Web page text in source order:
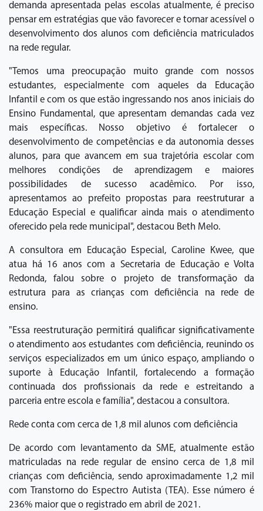
demanda apresentada pelas escolas atualmente, é preciso
pensar em estratégias que vão favorecer e tornar acessível o
desenvolvimento dos alunos com deficiência matriculados
na rede regular.
"Temos uma preocupação muito grande com nossos
estudantes, especialmente com aqueles da Educação
Infantil e com os que estão ingressando nos anos iniciais do
Ensino Fundamental, que apresentam demandas cada vez
mais específicas. Nosso objetivo é fortalecer o
desenvolvimento de competências e da autonomia desses
alunos, para que avancem em sua trajetória escolar com
melhores condições de aprendizagem e maiores
possibilidades de sucesso acadêmico. Por isso,
apresentamos ao prefeito propostas para reestruturar a
Educação Especial e qualificar ainda mais o atendimento
oferecido pela rede municipal", destacou Beth Melo.
A consultora em Educação Especial, Caroline Kwee, que
atua há 16 anos com a Secretaria de Educação e Volta
Redonda, falou sobre o projeto de transformação da
estrutura para as crianças com deficiência na rede de
ensino.
"Essa reestruturação permitirá qualificar significativamente
o atendimento aos estudantes com deficiência, reunindo os
serviços especializados em um único espaço, ampliando o
suporte à Educação Infantil, fortalecendo a formação
continuada dos profissionais da rede e estreitando a
parceria entre escola e família", destacou a consultora.
Rede conta com cerca de 1,8 mil alunos com deficiência
De acordo com levantamento da SME, atualmente estão
matriculadas na rede regular de ensino cerca de 1,8 mil
crianças com deficiência, sendo aproximadamente 1,2 mil
com Transtorno do Espectro Autista (TEA). Esse número é
236% maior que o registrado em abril de 2021.